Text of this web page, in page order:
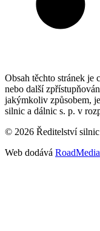
Obsah těchto stránek je
nebo další
jakýmkoliv způsobem,
silnic a dálnic s. p. v
© 2026 Ředitelství
Web dodává RoadMedia